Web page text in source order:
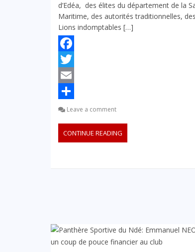
d’Edéa, des élites du département de la
Maritime, des autorités traditionnelles,
Lions indomptables […]
Facebook
Twitter
Email
Partager
Leave a comment
CONTINUE READING